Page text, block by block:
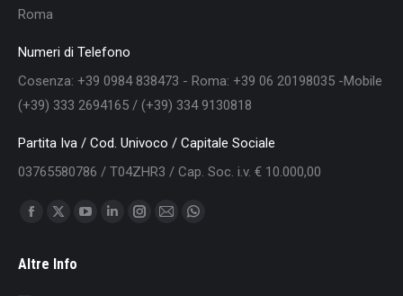
Roma
Numeri di Telefono
Cosenza: +39 0984 838473 - Roma: +39 06 20198035 -Mobile
(+39) 333 2694165 / (+39) 334 9130818
Partita Iva / Cod. Univoco / Capitale Sociale
03765580786 / T04ZHR3 / Cap. Soc. i.v. € 10.000,00
Find us on:
Facebook
opens
X
opens
YouTubeLinkedinInstagram
Mail Whatsapp
Altre Info